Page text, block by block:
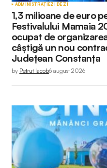
ADMINISTRAȚIEZI DE ZI
1,3 milioane de euro
Festivalului Mamaia
ocupat de
câștigă un nou
Județean Constanța
by Petruț Iacob6 august 2026